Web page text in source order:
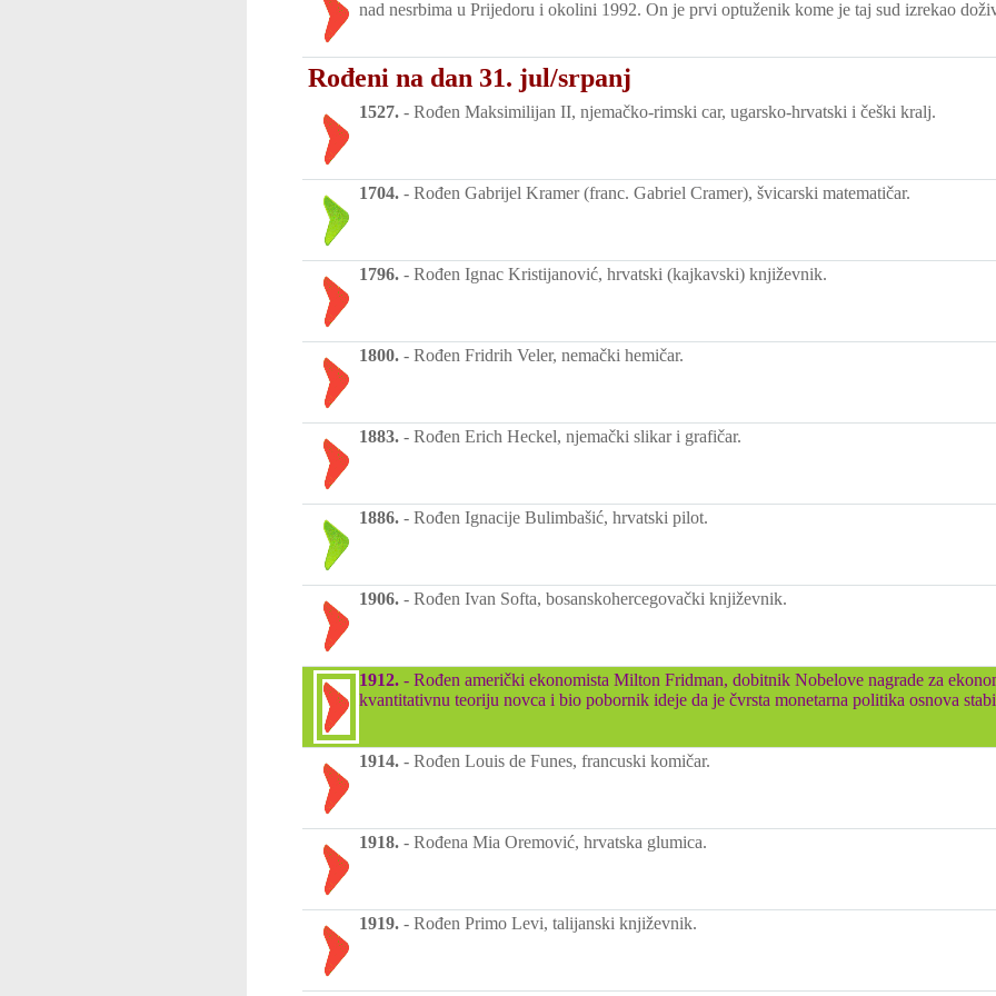
nad nesrbima u Prijedoru i okolini 1992. On je prvi optuženik kome je taj sud izrekao
Rođeni na dan 31. jul/srpanj
1527. - Rođen Maksimilijan II, njemačko-rimski car, ugarsko-hrvatski i češki kralj.
1704. - Rođen Gabrijel Kramer (franc. Gabriel Cramer), švicarski matematičar.
1796. - Rođen Ignac Kristijanović, hrvatski (kajkavski) književnik.
1800. - Rođen Fridrih Veler, nemački hemičar.
1883. - Rođen Erich Heckel, njemački slikar i grafičar.
1886. - Rođen Ignacije Bulimbašić, hrvatski pilot.
1906. - Rođen Ivan Softa, bosanskohercegovački književnik.
1912. - Rođen američki ekonomista Milton Fridman, dobitnik Nobelove nagrade za
kvantitativnu teoriju novca i bio pobornik ideje da je čvrsta monetarna politika osnova
1914. - Rođen Louis de Funes, francuski komičar.
1918. - Rođena Mia Oremović, hrvatska glumica.
1919. - Rođen Primo Levi, talijanski književnik.